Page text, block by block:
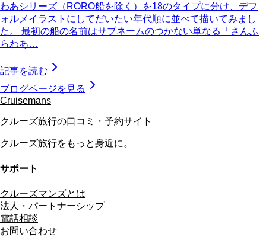
わあシリーズ（RORO船を除く）を18のタイプに分け、デフ
ォルメイラストにしてだいたい年代順に並べて描いてみまし
た。 最初の船の名前はサブネームのつかない単なる「さんふ
らわあ…
記事を読む
ブログページを見る
Cruisemans
クルーズ旅行の口コミ・予約サイト
クルーズ旅行をもっと身近に。
サポート
クルーズマンズとは
法人・パートナーシップ
電話相談
お問い合わせ